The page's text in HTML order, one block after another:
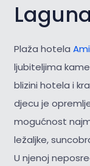
Laguna
Plaža hotela
ljubiteljima
blizini hotela i
djecu je
mogućnost
ležaljke,
U njenoj